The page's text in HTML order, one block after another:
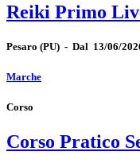
Reiki Primo
Pesaro (PU) - Dal 13/06/
Marche
Corso
Corso Pratico